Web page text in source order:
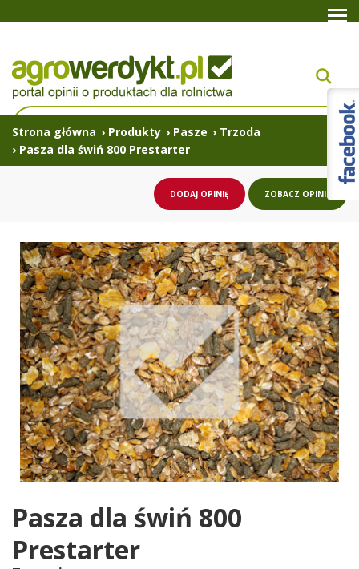
Strona główna › Produkty › Pasze › Trzoda
› Pasza dla świń 800 Prestarter
DODAJ OPINIĘ ZOBACZ OPINIE
Pasza dla świń 800
Prestarter